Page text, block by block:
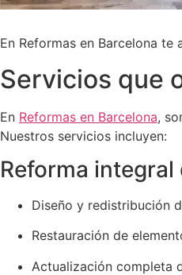
En Reformas en Barcelona
Servicios que
En Reformas en Barcelona,
Nuestros servicios incluyen:
Reforma
Diseño y redistribución
Restauración de
Actualización completa